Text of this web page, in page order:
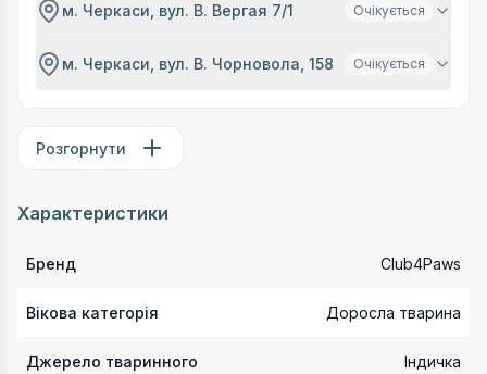
м. Черкаси, вул. В. Вергая 7/1 Очікується
м. Черкаси, вул. В. Чорновола, 158 Очікується
Розгорнути
Характеристики
Бренд Club4Paws
Вікова категорія Доросла тварина
Джерело тваринного
Індичка